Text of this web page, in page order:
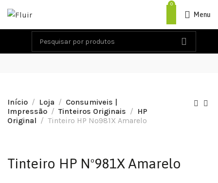
0
Menu
Início Loja
Consumiveis |
Impressão
Tinteiros Originais
HP
Original
Tinteiro HP Nº981X Amarelo
Tinteiro HP Nº981X Amarelo